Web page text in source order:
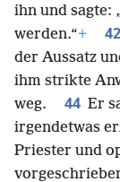
ihn und sagte:
werden.“+ 42
der Aussatz
ihm strikte
weg.
44 Er
irgendetwas
Priester und